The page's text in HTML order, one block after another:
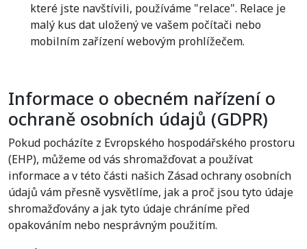
které jste navštívili, používáme "relace". Relace je
malý kus dat uložený ve vašem počítači nebo
mobilním zařízení webovým prohlížečem.
Informace o obecném nařízení o
ochraně osobních údajů (GDPR)
Pokud pocházíte z Evropského hospodářského prostoru
(EHP), můžeme od vás shromažďovat a používat
informace a v této části našich Zásad ochrany osobních
údajů vám přesně vysvětlíme, jak a proč jsou tyto údaje
shromažďovány a jak tyto údaje chráníme před
opakováním nebo nesprávným použitím.